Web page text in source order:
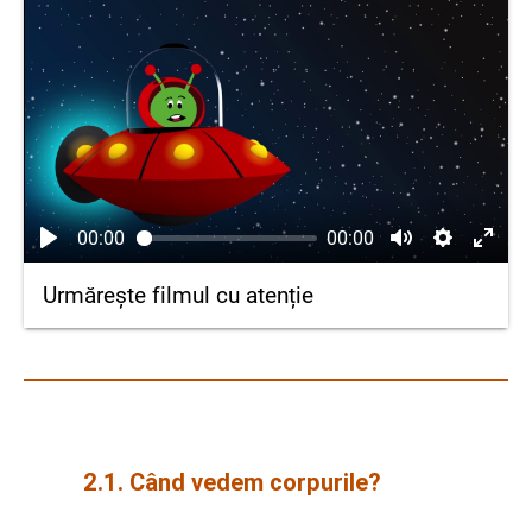
00:00 00:00
Urmărește filmul cu atenție
2.1. Când vedem corpurile?